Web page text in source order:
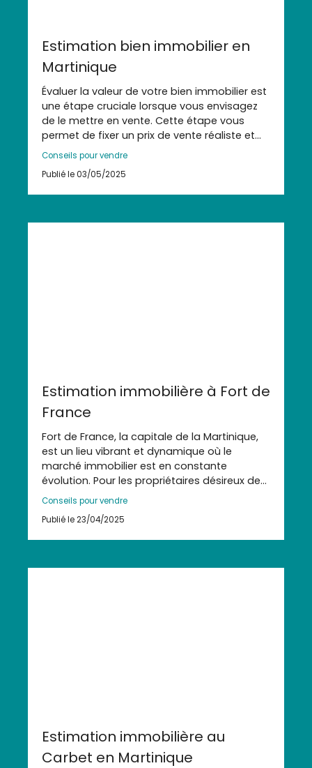
Estimation bien immobilier en
Martinique
Évaluer la valeur de votre bien immobilier est
une étape cruciale lorsque vous envisagez
de le mettre en vente. Cette étape vous
permet de fixer un prix de vente réaliste et
d'attirer des acheteurs potentiels. En
Martinique, il est essentiel de prendre en
compte plusieurs facteurs spécifiques à la
région pour s'assurer que l'estimation est la
Conseils pour vendre
Publié le 03/05/2025
Estimation immobilière à Fort de
France
Fort de France, la capitale de la Martinique,
est un lieu vibrant et dynamique où le
marché immobilier est en constante
évolution. Pour les propriétaires désireux de
vendre leur bien, estimer correctement sa
valeur est une étape cruciale. Cela peut
influencer non seulement le prix de vente,
mais aussi la durée pendant laquelle votre
comment effectuer une estimation
Conseils pour vendre
Publié le 23/04/2025
Estimation immobilière au
Carbet en Martinique